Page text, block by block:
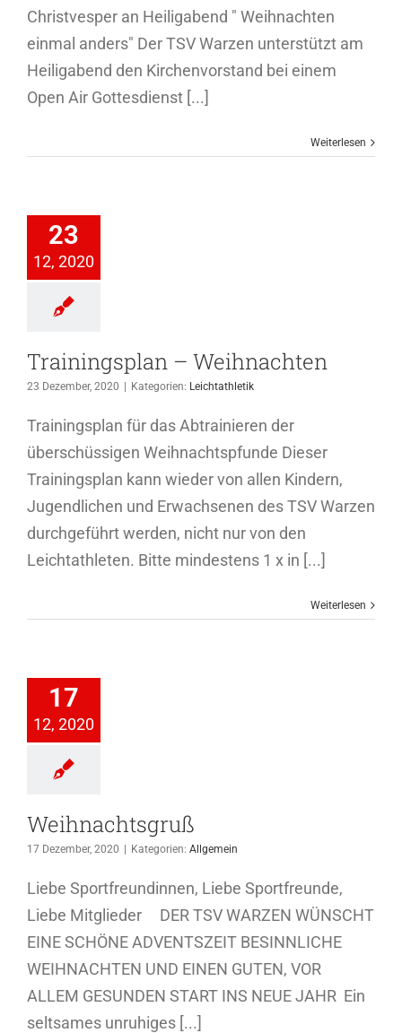
Christvesper an Heiligabend " Weihnachten
einmal anders" Der TSV Warzen unterstützt am
Heiligabend den Kirchenvorstand bei einem
Open Air Gottesdienst [...]
Weiterlesen
23
12, 2020
–
Trainingsplan – Weihnachten
23 Dezember, 2020 Kategorien: Leichtathletik
Trainingsplan für das Abtrainieren der
überschüssigen Weihnachtspfunde Dieser
Trainingsplan kann wieder von allen Kindern,
Jugendlichen und Erwachsenen des TSV Warzen
durchgeführt werden, nicht nur von den
Leichtathleten. Bitte mindestens 1 x in [...]
Weiterlesen
17
12, 2020
Weihnachtsgruß
17 Dezember, 2020 Kategorien: Allgemein
Liebe Sportfreundinnen, Liebe Sportfreunde,
Liebe Mitglieder DER TSV WARZEN WÜNSCHT
EINE SCHÖNE ADVENTSZEIT BESINNLICHE
WEIHNACHTEN UND EINEN GUTEN, VOR
ALLEM GESUNDEN START INS NEUE JAHR Ein
seltsames unruhiges [...]